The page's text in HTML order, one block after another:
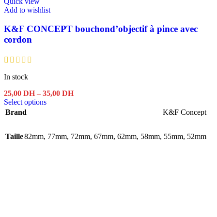
Add to wishlist
K&F CONCEPT bouchond’objectif à pince avec
cordon
In stock
25,00 DH – 35,00 DHPrice
Select optionsThis
variants.
Brand K&F Concept
Taille82mm, 77mm, 72mm, 67mm, 62mm, 58mm, 55mm, 52mm